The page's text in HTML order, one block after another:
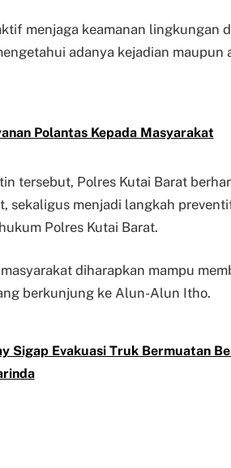
menjaga keamanan lingkungan
adanya kejadian maupun
Polantas Kepada Masyarakat
tersebut, Polres Kutai Barat
sekaligus menjadi langkah
Polres Kutai Barat.
diharapkan mampu
berkunjung ke Alun-Alun Itho.
Sigap Evakuasi Truk Bermuatan